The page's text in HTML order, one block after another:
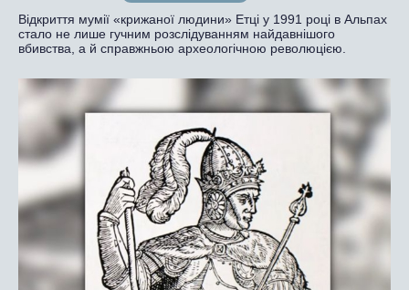
Відкриття мумії «крижаної людини» Етці у 1991 році в Альпах
стало не лише гучним розслідуванням найдавнішого
вбивства, а й справжньою археологічною революцією.